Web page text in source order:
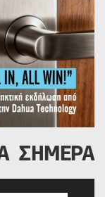
ΣΗΜΕΡΑ